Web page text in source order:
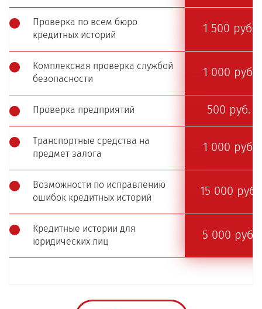
Проверка по всем бюро
кредитных историй
1 500 руб.
Комплексная проверка службой
безопасности
1 000 руб.
Проверка предприятий 500 руб.
Транспортные средства на
предмет залога
1 000 руб.
Возможности по исправлению
ошибок кредитных историй
15 000 руб.
Кредитные истории для
юридических лиц
5 000 руб.